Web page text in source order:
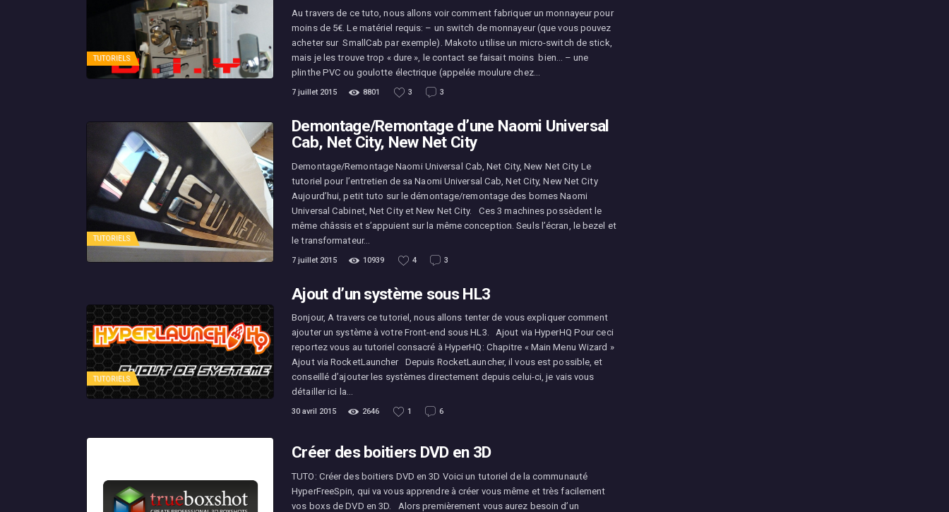
TUTORIELS
Au travers de ce tuto, nous allons voir comment fabriquer un monnayeur pour
moins de 5€. Le matériel requis: – un switch de monnayeur (que vous pouvez
acheter sur SmallCab par exemple). Makoto utilise un micro-switch de stick,
mais je les trouve trop « dure », le contact se faisait moins bien… – une
plinthe PVC ou goulotte électrique (appelée moulure chez…
7 juillet 2015 8801 3 3
TUTORIELS
Demontage/Remontage d’une Naomi Universal
Cab, Net City, New Net City
Demontage/Remontage Naomi Universal Cab, Net City, New Net City Le
tutoriel pour l’entretien de sa Naomi Universal Cab, Net City, New Net City
Aujourd’hui, petit tuto sur le démontage/remontage des bornes Naomi
Universal Cabinet, Net City et New Net City. Ces 3 machines possèdent le
même châssis et s’appuient sur la même conception. Seuls l’écran, le bezel et
le transformateur…
7 juillet 2015 10939 4 3
TUTORIELS
Ajout d’un système sous HL3
Bonjour, A travers ce tutoriel, nous allons tenter de vous expliquer comment
ajouter un système à votre Front-end sous HL3. Ajout via HyperHQ Pour ceci
reportez vous au tutoriel consacré à HyperHQ: Chapitre « Main Menu Wizard »
Ajout via RocketLauncher Depuis RocketLauncher, il vous est possible, et
conseillé d’ajouter les systèmes directement depuis celui-ci, je vais vous
détailler ici la…
30 avril 2015 2646 1 6
Créer des boitiers DVD en 3D
TUTO: Créer des boitiers DVD en 3D Voici un tutoriel de la communauté
HyperFreeSpin, qui va vous apprendre à créer vous même et très facilement
vos boxs de DVD en 3D. Alors premièrement vous aurez besoin d’un